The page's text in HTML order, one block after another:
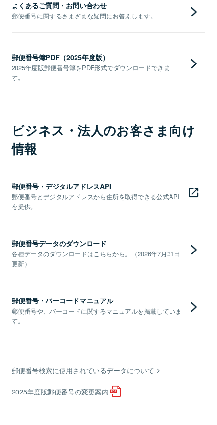
よくあるご質問・お問い合わせ
郵便番号に関するさまざまな疑問にお答えします。
郵便番号簿PDF（2025年度版）
2025年度版郵便番号簿をPDF形式でダウンロードできま
す。
ビジネス・法人のお客さま向け
情報
郵便番号・デジタルアドレスAPI
郵便番号とデジタルアドレスから住所を取得できる公式API
を提供。
郵便番号データのダウンロード
各種データのダウンロードはこちらから。（2026年7月31日
更新）
郵便番号・バーコードマニュアル
郵便番号や、バーコードに関するマニュアルを掲載していま
す。
郵便番号検索に使用されているデータについて
2025年度版郵便番号の変更案内